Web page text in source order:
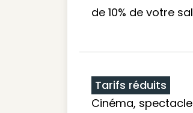
de 10% de votre
Tarifs réduits
Cinéma,